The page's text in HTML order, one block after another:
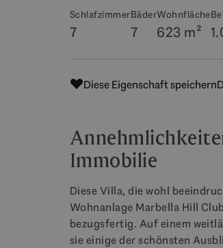
Schlafzimmer
7
Bäder
7
Wohnfläche
623 m²
Diese Eigenschaft speichern
Immobilie
Diese Villa, die wohl
Wohnanlage Marbella Hill
bezugsfertig. Auf einem
sie einige der schönsten